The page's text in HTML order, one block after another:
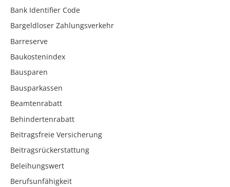
Bank Identifier Code
Bargeldloser Zahlungsverkehr
Barreserve
Baukostenindex
Bausparen
Bausparkassen
Beamtenrabatt
Behindertenrabatt
Beitragsfreie Versicherung
Beitragsrückerstattung
Beleihungswert
Berufsunfähigkeit